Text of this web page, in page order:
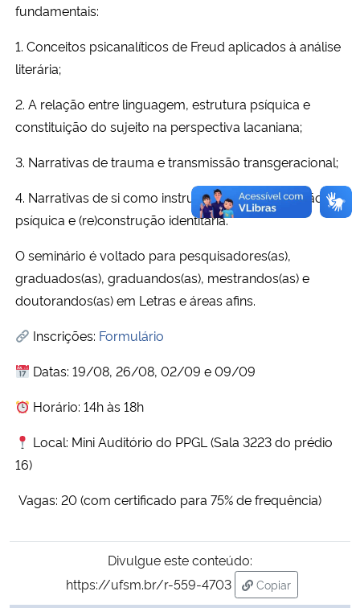
fundamentais:
1. Conceitos psicanalíticos de Freud aplicados à análise
literária;
2. A relação entre linguagem, estrutura psíquica e
constituição do sujeito na perspectiva lacaniana;
3. Narrativas de trauma e transmissão transgeracional;
4. Narrativas de si como instrumento de elaboração
psíquica e (re)construção identitária.
O seminário é voltado para pesquisadores(as),
graduados(as), graduandos(as), mestrandos(as) e
doutorandos(as) em Letras e áreas afins.
Inscrições: Formulário
Datas: 19/08, 26/08, 02/09 e 09/09
Horário: 14h às 18h
Local: Mini Auditório do PPGL (Sala 3223 do prédio
16)
Vagas: 20 (com certificado para 75% de frequência)
Divulgue este conteúdo:
https://ufsm.br/r-559-4703
Copiar
para área de